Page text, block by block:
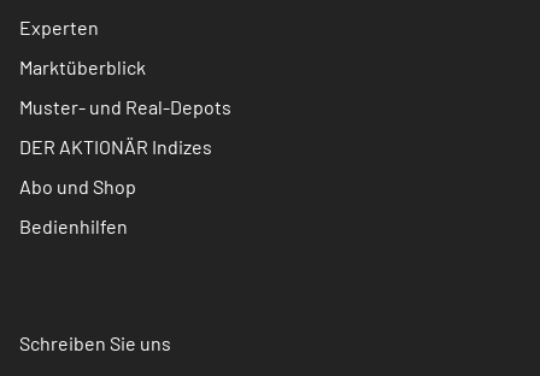
Experten
Marktüberblick
Muster- und Real-Depots
DER AKTIONÄR Indizes
Abo und Shop
Bedienhilfen
Schreiben Sie uns